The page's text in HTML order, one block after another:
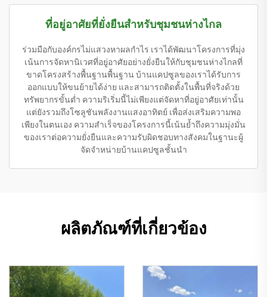
ที่อยู่อาศัยที่ยั่งยืนสำหรับชุมชนห่างไกล
ร่วมมือกับองค์กรไม่แสวงหาผลกำไร เราได้พัฒนาโครงการที่มุ่ง
เน้นการจัดหานิเวศที่อยู่อาศัยอย่างยั่งยืนให้กับชุมชนห่างไกลที่
ขาดโครงสร้างพื้นฐานพื้นฐาน บ้านแคปซูลของเราได้รับการ
ออกแบบให้ขนย้ายได้ง่าย และสามารถติดตั้งในพื้นที่จริงด้วย
ทรัพยากรขั้นต่ำ ความริเริ่มนี้ไม่เพียงแต่จัดหาที่อยู่อาศัยเท่านั้น
แต่ยังรวมถึงโซลูชันพลังงานแสงอาทิตย์ เพื่อส่งเสริมความพอ
เพียงในตนเอง ความสำเร็จของโครงการนี้เน้นย้ำถึงความมุ่งมั่น
ของเราต่อความยั่งยืนและความรับผิดชอบทางสังคมในฐานะผู้
จัดจำหน่ายบ้านแคปซูลชั้นนำ
ผลิตภัณฑ์ที่เกี่ยวข้อง